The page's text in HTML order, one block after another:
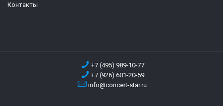
Контакты
+7 (495) 989-10-77
+7 (926) 601-20-59
info@concert-star.ru